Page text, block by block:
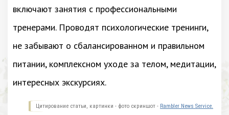
включают занятия с профессиональными
тренерами. Проводят психологические тренинги,
не забывают о сбалансированном и правильном
питании, комплексном уходе за телом, медитации,
интересных экскурсиях.
Цитирование статьи, картинки - фото скриншот - Rambler News Service.